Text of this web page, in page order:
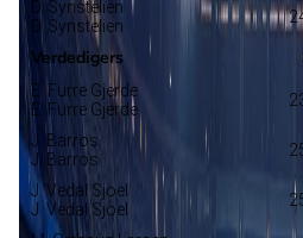
D. Synstelien
D. Synstelien
Verdedigers
E. Furre Gjerde
E. Furre Gjerde
J. Barros
J. Barros
J. Vedal Sjoel
J. Vedal Sjoel